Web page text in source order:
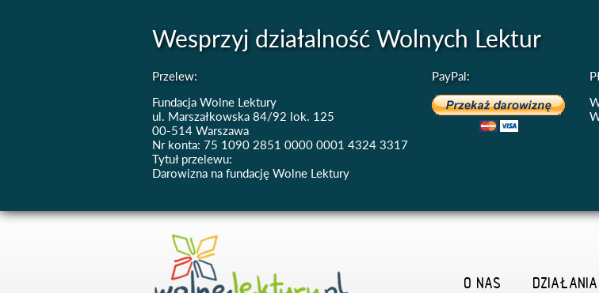
Wesprzyj działalność Wolnych Lektur
Przelew:
Fundacja Wolne Lektury
ul. Marszałkowska 84/92 lok. 125
00-514 Warszawa
Nr konta: 75 1090 2851 0000 0001 4324 3317
Tytuł przelewu:
Darowizna na fundację Wolne Lektury
PayPal:
DZIAŁANIA
O NAS